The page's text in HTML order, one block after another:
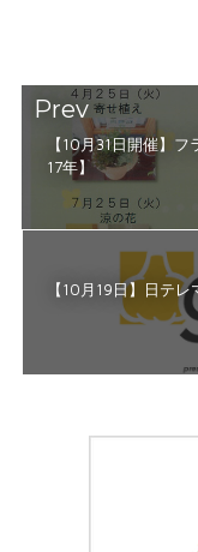
Prev
【10月31日開催】
17年】
【10月19日】日テ